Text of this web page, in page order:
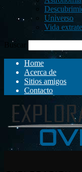
Universo
Vida
Buscar
Home
Acerca de
Sitios amigos
Contacto